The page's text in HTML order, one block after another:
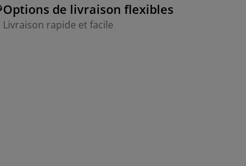
Options de livraison flexibles
Livraison rapide et facile